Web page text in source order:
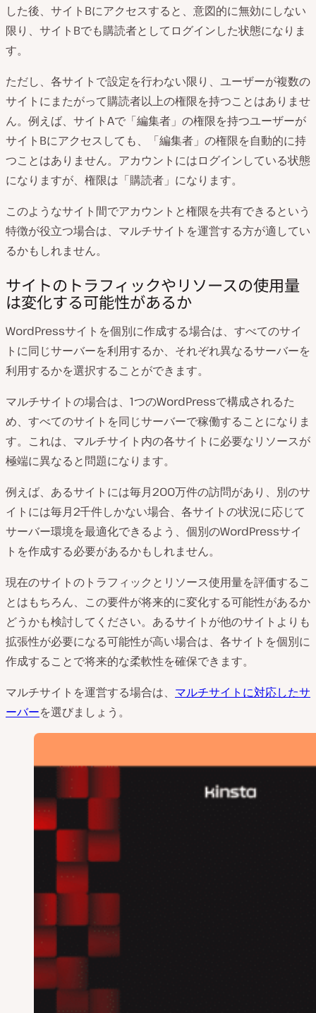
した後、サイトBにアクセスすると、意図的に無効にしない
限り、サイトBでも購読者としてログインした状態になりま
す。
ただし、各サイトで設定を行わない限り、ユーザーが複数の
サイトにまたがって購読者以上の権限を持つことはありませ
ん。例えば、サイトAで「編集者」の権限を持つユーザーが
サイトBにアクセスしても、「編集者」の権限を自動的に持
つことはありません。アカウントにはログインしている状態
になりますが、権限は「購読者」になります。
このようなサイト間でアカウントと権限を共有できるという
特徴が役立つ場合は、マルチサイトを運営する方が適してい
るかもしれません。
サイトのトラフィックやリソースの使用量
は変化する可能性があるか
WordPressサイトを個別に作成する場合は、すべてのサイ
トに同じサーバーを利用するか、それぞれ異なるサーバーを
利用するかを選択することができます。
マルチサイトの場合は、1つのWordPressで構成されるた
め、すべてのサイトを同じサーバーで稼働することになりま
す。これは、マルチサイト内の各サイトに必要なリソースが
極端に異なると問題になります。
例えば、あるサイトには毎月200万件の訪問があり、別のサ
イトには毎月2千件しかない場合、各サイトの状況に応じて
サーバー環境を最適化できるよう、個別のWordPressサイ
トを作成する必要があるかもしれません。
現在のサイトのトラフィックとリソース使用量を評価するこ
とはもちろん、この要件が将来的に変化する可能性があるか
どうかも検討してください。あるサイトが他のサイトよりも
拡張性が必要になる可能性が高い場合は、各サイトを個別に
作成することで将来的な柔軟性を確保できます。
マルチサイトを運営する場合は、 マルチサイトに対応したサ
ーバーを選びましょう。